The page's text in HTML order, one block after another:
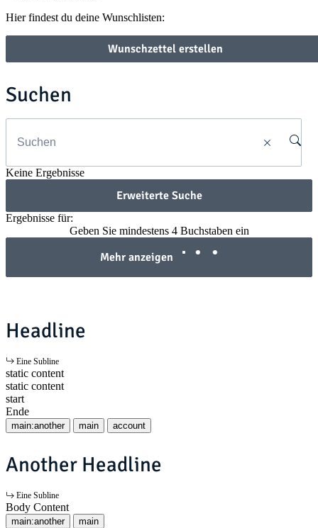
Hier findest du deine Wunschlisten:
Wunschzettel erstellen
Suchen
Keine Ergebnisse
Erweiterte Suche
Ergebnisse für:
Geben Sie mindestens 4 Buchstaben ein
Mehr anzeigen
Headline
Eine Subline
static content
static content
start
Ende
main:another main account
Another Headline
Eine Subline
Body Content
main:another main